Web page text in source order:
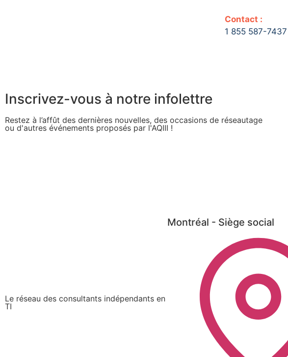
Contact :
1 855 587-7437
Inscrivez-vous à notre infolettre
Restez à l’affût des dernières nouvelles, des occasions de réseautage
ou d'autres événements proposés par l'AQIII !
Le réseau des consultants indépendants en
TI
Montréal - Siège social